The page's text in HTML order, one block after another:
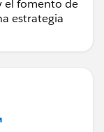
el fomento de
estrategia